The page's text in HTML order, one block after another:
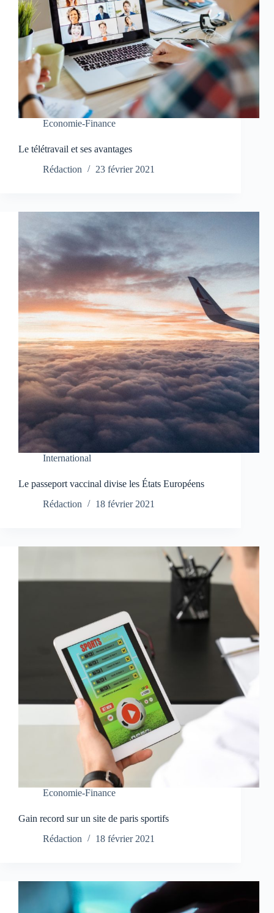
Economie-Finance
Le télétravail et ses avantages
Rédaction
23 février 2021
International
Le passeport vaccinal divise les États Européens
Rédaction
18 février 2021
Economie-Finance
Gain record sur un site de paris sportifs
Rédaction
18 février 2021